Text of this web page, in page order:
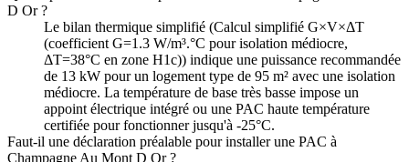
D Or ?
Le bilan thermique simplifié (Calcul simplifié G×V×ΔT
(coefficient G=1.3 W/m³.°C pour isolation médiocre,
ΔT=38°C en zone H1c)) indique une puissance recommandée
de 13 kW pour un logement type de 95 m² avec une isolation
médiocre. La température de base très basse impose un
appoint électrique intégré ou une PAC haute température
certifiée pour fonctionner jusqu'à -25°C.
Faut-il une déclaration préalable pour installer une PAC à
Champagne Au Mont D Or ?